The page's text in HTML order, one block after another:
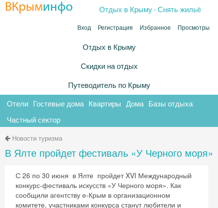
ВКрыминфо Отдых в Крыму .Снять жильё
Вход Регистрация Избранное Просмотры
Отдых в Крыму
Скидки на отдых
Путеводитель по Крыму
Отели Гостевые дома Квартиры Дома Базы отдыха
Частный сектор
Новости туризма
В Ялте пройдет фестиваль «У Черного моря»
С 26 по 30 июня в Ялте пройдет XVI Международный
конкурс-фестиваль искусств «У Черного моря». Как
сообщили агентству е-Крым в организационном
комитете, участниками конкурса станут любители и